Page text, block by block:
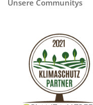
Unsere Communitys